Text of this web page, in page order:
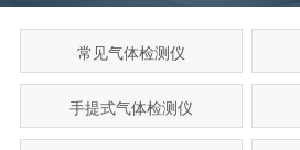
常见气体检测仪
手提式气体检测仪